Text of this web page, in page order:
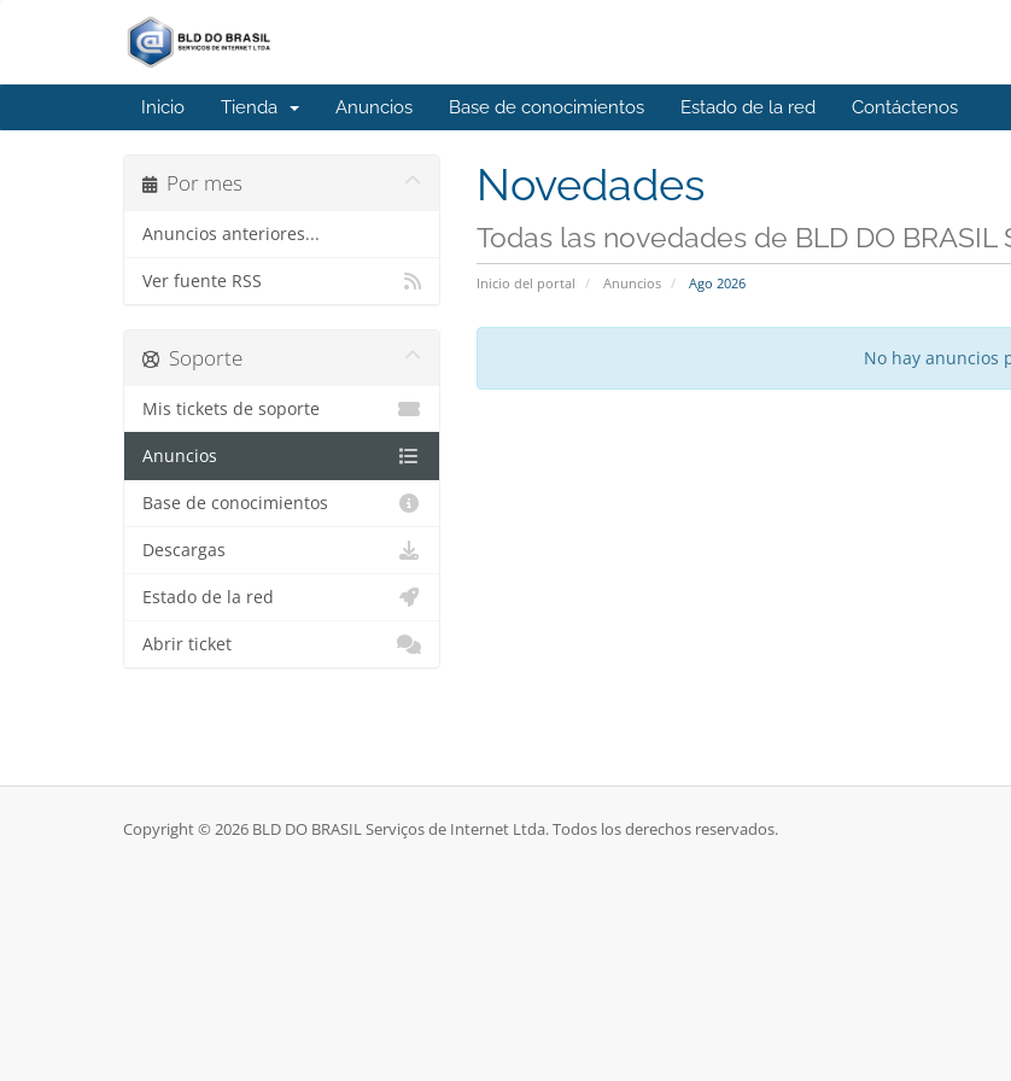
Inicio Tienda Anuncios Base de conocimientos Estado de la red Contáctenos
Novedades
Todas las novedades de BLD DO
Inicio del portal Anuncios Ago 2026
Por mes
Anuncios anteriores...
Ver fuente RSS
No hay anuncios
Soporte
Mis tickets de soporte
Anuncios
Base de conocimientos
Descargas
Estado de la red
Abrir ticket
Copyright © 2026 BLD DO BRASIL Serviços de Internet Ltda. Todos los derechos reservados.